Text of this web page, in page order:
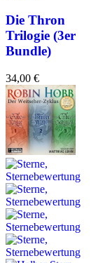
Die Thron
Trilogie (3er
Bundle)
34,00 €